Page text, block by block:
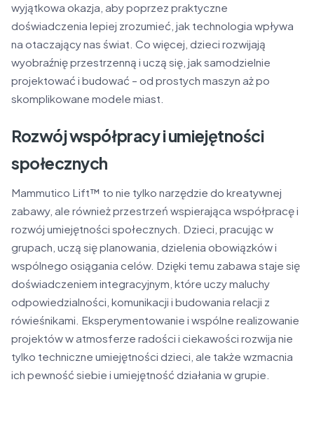
wyjątkowa okazja, aby poprzez praktyczne
doświadczenia lepiej zrozumieć, jak technologia wpływa
na otaczający nas świat. Co więcej, dzieci rozwijają
wyobraźnię przestrzenną i uczą się, jak samodzielnie
projektować i budować – od prostych maszyn aż po
skomplikowane modele miast.
Rozwój współpracy i umiejętności
społecznych
Mammutico Lift™ to nie tylko narzędzie do kreatywnej
zabawy, ale również przestrzeń wspierająca współpracę i
rozwój umiejętności społecznych. Dzieci, pracując w
grupach, uczą się planowania, dzielenia obowiązków i
wspólnego osiągania celów. Dzięki temu zabawa staje się
doświadczeniem integracyjnym, które uczy maluchy
odpowiedzialności, komunikacji i budowania relacji z
rówieśnikami. Eksperymentowanie i wspólne realizowanie
projektów w atmosferze radości i ciekawości rozwija nie
tylko techniczne umiejętności dzieci, ale także wzmacnia
ich pewność siebie i umiejętność działania w grupie.